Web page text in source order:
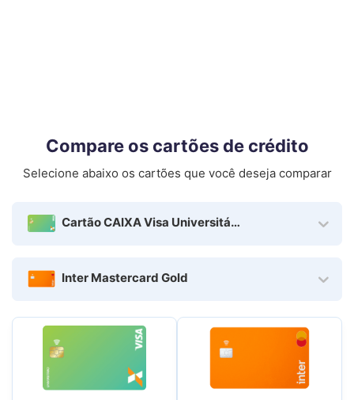
Compare os cartões de crédito
Selecione abaixo os cartões que você deseja comparar
Cartão CAIXA Visa Universitário Internacional
Inter Mastercard Gold